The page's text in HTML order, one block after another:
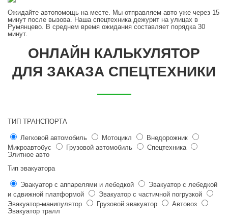
Ожидайте автопомощь на месте. Мы отправляем авто уже через 15
минут после вызова. Наша спецтехника дежурит на улицах в
Румянцево. В среднем время ожидания составляет порядка 30
минут.
ОНЛАЙН КАЛЬКУЛЯТОР
ДЛЯ ЗАКАЗА СПЕЦТЕХНИКИ
ТИП ТРАНСПОРТА
Легковой автомобиль Мотоцикл
Внедорожник
Микроавтобус
Грузовой автомобиль
Спецтехника
Элитное авто
Тип эвакуатора
Эвакуатор с аппарелями и лебедкой
Эвакуатор с лебедкой
и сдвижной платформой
Эвакуатор с частичной погрузкой
Эвакуатор-манипулятор
Грузовой эвакуатор
Автовоз
Эвакуатор тралл